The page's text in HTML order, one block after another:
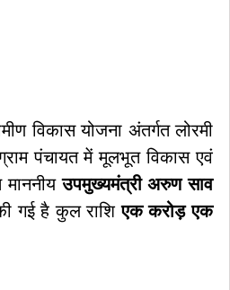
विकास योजना अंतर्गत लोरमी
पंचायत में मूलभूत विकास एवं
माननीयउपमुख्यमंत्री अरुण साव
गई है कुल राशिएक करोड़ एक